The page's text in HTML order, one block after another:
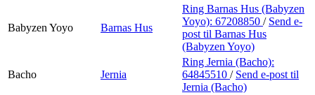
Babyzen Yoyo Barnas Hus
Ring Barnas Hus (Babyzen
Yoyo): 67208850 / Send e-
post til Barnas Hus
(Babyzen Yoyo)
Bacho Jernia
Ring Jernia (Bacho):
64845510 / Send e-post til
Jernia (Bacho)